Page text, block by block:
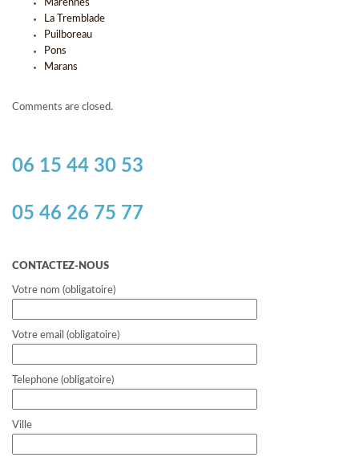
Marennes
La Tremblade
Puilboreau
Pons
Marans
Comments are closed.
06 15 44 30 53
05 46 26 75 77
CONTACTEZ-NOUS
Votre nom (obligatoire)
Votre email (obligatoire)
Telephone (obligatoire)
Ville